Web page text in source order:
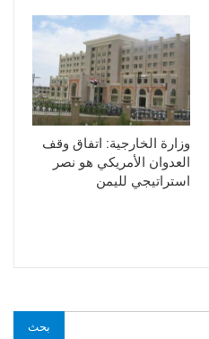
وزارة الخارجية: اتفاق وقف
العدوان الأمريكي هو نصر
استراتيجي لليمن